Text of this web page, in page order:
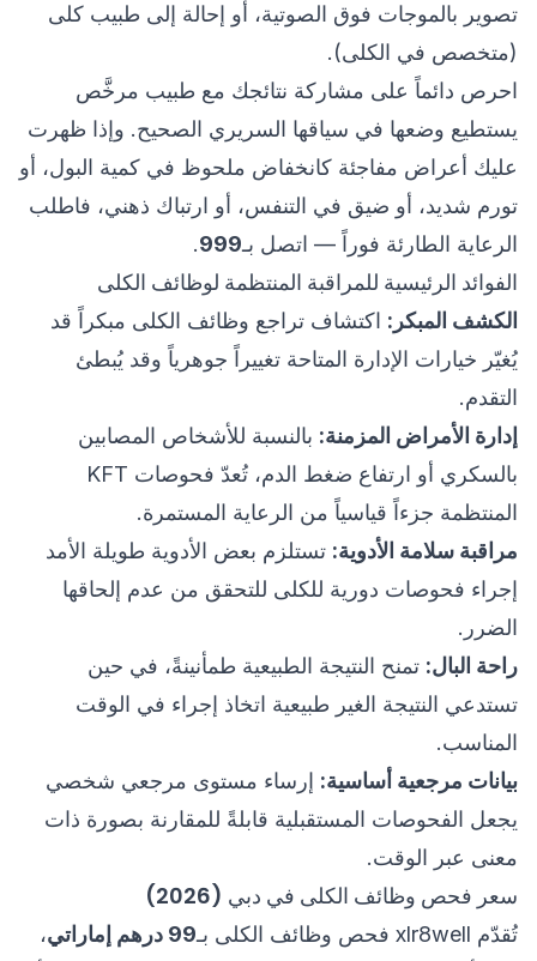
تصوير بالموجات فوق الصوتية، أو إحالة إلى طبيب كلى
(متخصص في الكلى).
احرص دائماً على مشاركة نتائجك مع طبيب مرخَّص
يستطيع وضعها في سياقها السريري الصحيح. وإذا ظهرت
عليك أعراض مفاجئة كانخفاض ملحوظ في كمية البول، أو
تورم شديد، أو ضيق في التنفس، أو ارتباك ذهني، فاطلب
الرعاية الطارئة فوراً — اتصل بـ999
.
الفوائد الرئيسية للمراقبة المنتظمة لوظائف الكلى
الكشف المبكر: اكتشاف تراجع وظائف الكلى مبكراً قد
يُغيّر خيارات الإدارة المتاحة تغييراً جوهرياً وقد يُبطئ
التقدم.
إدارة الأمراض المزمنة: بالنسبة للأشخاص المصابين
بالسكري أو ارتفاع ضغط الدم، تُعدّ فحوصات KFT
المنتظمة جزءاً قياسياً من الرعاية المستمرة.
مراقبة سلامة الأدوية: تستلزم بعض الأدوية طويلة الأمد
إجراء فحوصات دورية للكلى للتحقق من عدم إلحاقها
الضرر.
راحة البال: تمنح النتيجة الطبيعية طمأنينةً، في حين
تستدعي النتيجة الغير طبيعية اتخاذ إجراء في الوقت
المناسب.
بيانات مرجعية أساسية: إرساء مستوى مرجعي شخصي
يجعل الفحوصات المستقبلية قابلةً للمقارنة بصورة ذات
معنى عبر الوقت.
سعر فحص وظائف الكلى في دبي (2026)
تُقدّم xlr8well فحص وظائف الكلى بـ 99 درهم إماراتي
،